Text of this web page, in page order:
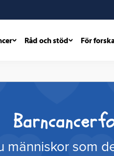
Råd och stöd För
människor som